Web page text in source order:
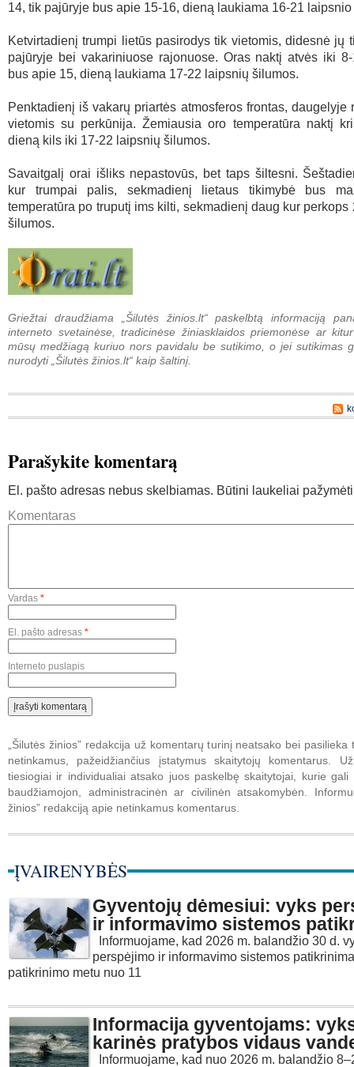
14, tik pajūryje bus apie 15-16, dieną laukiama 16-21
Ketvirtadienį trumpi lietūs pasirodys tik vietomis, didesnė jų
pajūryje bei vakariniuose rajonuose. Oras naktį atvės iki
bus apie 15, dieną laukiama 17-22 laipsnių šilumos.
Penktadienį iš vakarų priartės atmosferos frontas, daugelyje
vietomis su perkūnija. Žemiausia oro temperatūra naktį
dieną kils iki 17-22 laipsnių šilumos.
Savaitgalį orai išliks nepastovūs, bet taps šiltesni.
kur trumpai palis, sekmadienį lietaus tikimybė bus
temperatūra po truputį ims kilti, sekmadienį daug kur perkops
šilumos.
Griežtai draudžiama „Šilutės žinios.lt“ paskelbtą informaciją
interneto svetainėse, tradicinėse žiniasklaidos priemonėse ar
mūsų medžiagą kuriuo nors pavidalu be sutikimo, o jei sutikimas
nurodyti „Šilutės žinios.lt“ kaip šaltinį.
Parašykite komentarą
El. pašto adresas nebus skelbiamas. Būtini laukeliai
Komentaras
Vardas *
El. pašto adresas *
Interneto puslapis
„Šilutės žinios” redakcija už komentarų turinį neatsako bei pasilieka
netinkamus, pažeidžiančius įstatymus skaitytojų komentarus.
tiesiogiai ir individualiai atsako juos paskelbę skaitytojai, kurie gali
baudžiamojon, administracinėn ar civilinėn atsakomybėn.
žinios” redakciją apie netinkamus komentarus.
ĮVAIRENYBĖS
Gyventojų dėmesiui: vyks
ir informavimo sistemos
Informuojame, kad 2026 m. balandžio 30 d.
perspėjimo ir informavimo sistemos
patikrinimo metu nuo 11
Informacija gyventojams:
karinės pratybos vidaus
Informuojame, kad nuo 2026 m. balandžio